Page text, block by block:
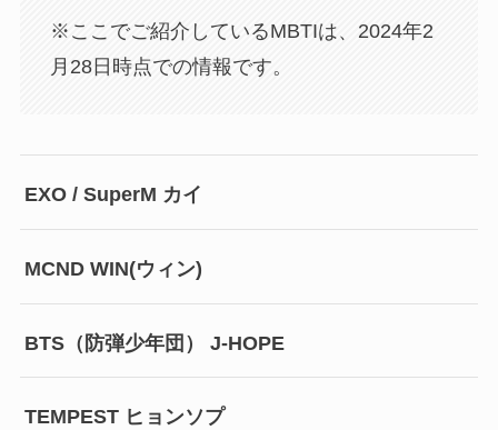
※ここでご紹介しているMBTIは、2024年2
月28日時点での情報です。
EXO / SuperM カイ
MCND WIN(ウィン)
BTS（防弾少年団） J-HOPE
TEMPEST ヒョンソプ